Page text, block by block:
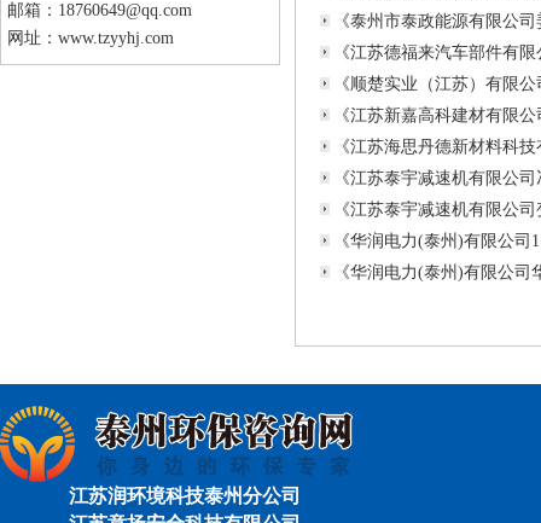
邮箱：18760649@qq.com
网址：www.tzyyhj.com
《泰州市泰政能源有限公
《江苏德福来汽车部件有
《顺楚实业（江苏）有限
《江苏新嘉高科建材有限
《江苏海思丹德新材料科
《江苏泰宇减速机有限公
《江苏泰宇减速机有限公
《华润电力(泰州)有限公
《华润电力(泰州)有限公
江苏润环境科技泰州分公司